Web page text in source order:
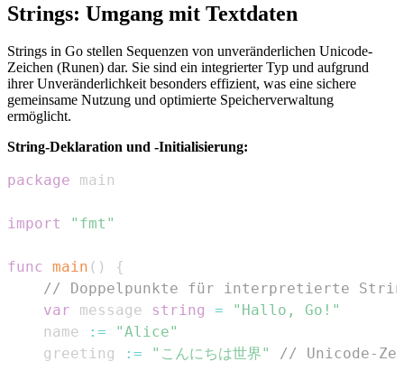
Strings: Umgang mit Textdaten
Strings in Go stellen Sequenzen von unveränderlichen Unicode-
Zeichen (Runen) dar. Sie sind ein integrierter Typ und aufgrund
ihrer Unveränderlichkeit besonders effizient, was eine sichere
gemeinsame Nutzung und optimierte Speicherverwaltung
ermöglicht.
String-Deklaration und -Initialisierung:
package
import "fmt"
func main ( )
{
// Doppelpunkte für interpretierte
var message string =
"Hallo, Go!"
	name
:=
"Alice"
	greeting
:= "こんにちは世界" // Unicode-